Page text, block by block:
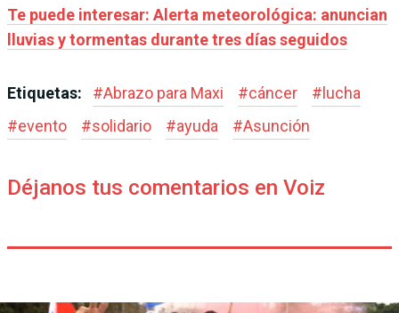
Te puede interesar: Alerta meteorológica: anuncian
lluvias y tormentas durante tres días seguidos
Etiquetas: #Abrazo para Maxi #cáncer # lucha
#evento #solidario #ayuda #Asunción
Déjanos tus comentarios en Voiz